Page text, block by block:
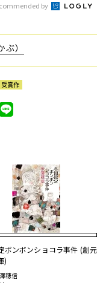
by
）
受賞作
ボンボンショコラ事件 (創元
)
穂信